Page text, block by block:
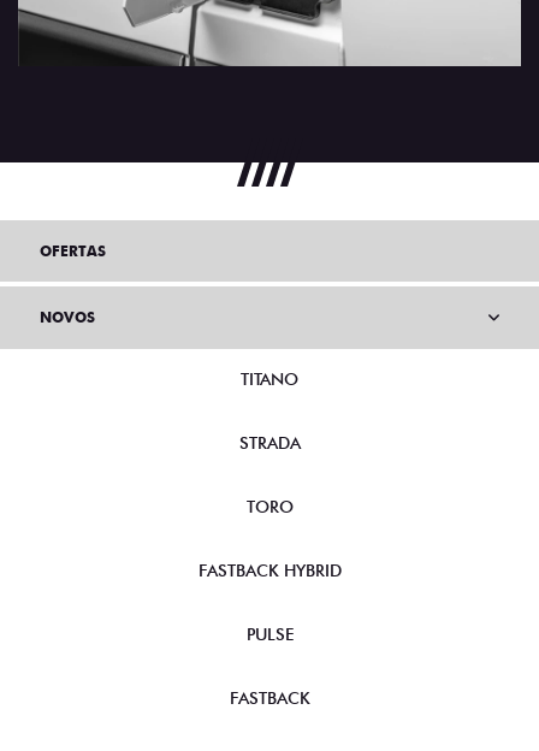
OFERTAS
NOVOS
TITANO
STRADA
TORO
FASTBACK HYBRID
PULSE
FASTBACK